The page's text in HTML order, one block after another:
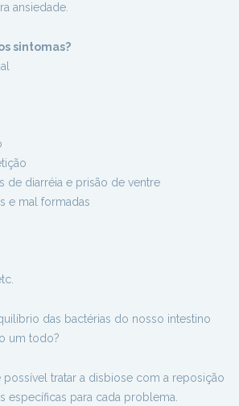
ansiedade.
sintomas?
de diarréia e prisão de ventre
e mal formadas
das bactérias do nosso intestino
um todo?
tratar a disbiose com a reposição
específicas para cada problema.